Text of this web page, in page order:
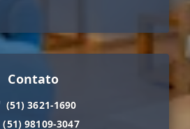
Contato
(51) 3621-1690
(51) 98109-3047